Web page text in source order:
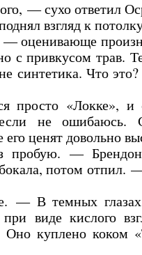
— сухо ответил
взгляд к
оценивающе
с привкусом трав.
синтетика. Что
просто «Локке»,
если не ошибаюсь.
ценят довольно
— Брендон
потом отпил.
В темных глазах
виде кислого
куплено коком